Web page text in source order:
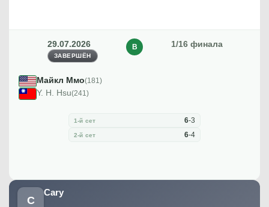
29.07.2026
ЗАВЕРШЁН
1/16 финала
В
Майкл Ммо(181)
Y. H. Hsu(241)
1-й сет 6-3
2-й сет 6-4
C
Cary